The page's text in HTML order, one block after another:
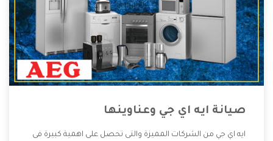
صيانة ايه اي جي وعناوينها
ايه اي جي من الشركات المميزة والتى تحصل على اهمية كبيرة فى